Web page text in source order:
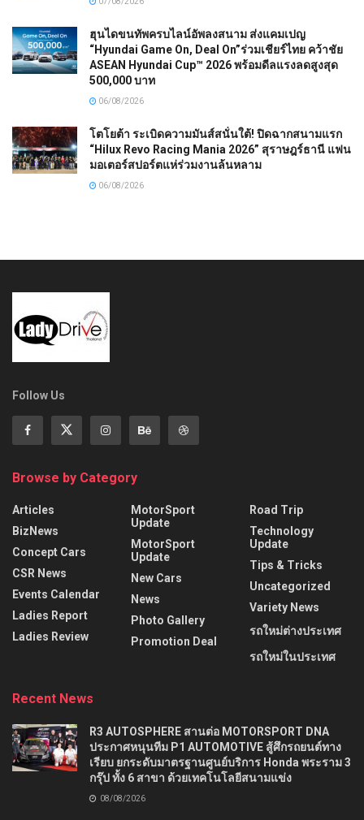
ฮุนไดขนทัพครบไลน์อัพลงสนาม ส่งแคมเปญ
“Hyundai Game On, Deal On”ร่วมเชียร์ไทย คว้าชัย
ASEAN Hyundai Cup™ 2026 พร้อมดีลแรงลดสูงสุด
500,000 บาท
06/08/2026
โตโยต้า ระเบิดความมันส์สนั่นใต้! ปิดฉากสนามแรก
“Hilux Revo Racing Mania 2026” สุราษฎร์ธานี แฟน
มอเตอร์สปอร์ตแห่ร่วมงานล้นหลาม
06/08/2026
Follow Us
Browse by Category
Articles
BizNews
Concept Cars
CSR News
Events Calendar
Ladies Report
Ladies Review
MotorSport
Update
MotorSport
Update
New Cars
News
Photo Gallery
Promotion Deal
Road Trip
Technology
Update
Tips & Tricks
Uncategorized
Variety News
รถใหม่ต่างประเทศ
รถใหม่ในประเทศ
Recent News
R3 AUTOSPHERE สานต่อ MOTORSPORT DNA
ประกาศหนุนทีม P1 AUTOMOTIVE สู้ศึกรถยนต์ทาง
เรียบ ยกระดับมาตรฐานศูนย์บริการ Honda พระราม 3
กรุ๊ป ทั้ง 6 สาขา ด้วยเทคโนโลยีสนามแข่ง
08/08/2026